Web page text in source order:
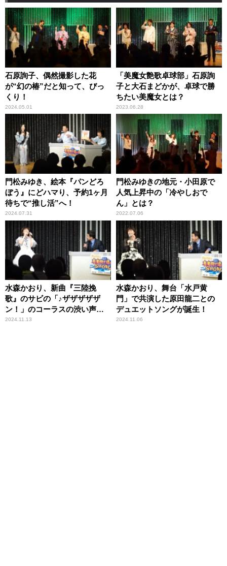
石原詢子、偶然撮影した花
が“幻の椿”だと知って、びっ
くり！
2024.05.01
「美魔女艶歌卓球部」石原詢
子と大石まどかが、卓球で勝
ちたい美魔女とは？
2023.06.28
門松みゆき、絵本『パンどろ
ぼう』にどハマり、予約1ヶ月
待ちで“推し活”へ！
2024.07.31
門松みゆきの地元・小田原で
人気上昇中の「冷やしおで
ん」とは？
2022.07.06
水森かおり、新曲『三陸挽
歌』のサビの「♪ザザザザザ
ン！」のコーラスの渋い声は
弦哲也だった！？
2024.11.13
水森かおり、舞台「水戸黄
門」で共演した原田龍二との
デュエットソングが誕生！
2024.11.06